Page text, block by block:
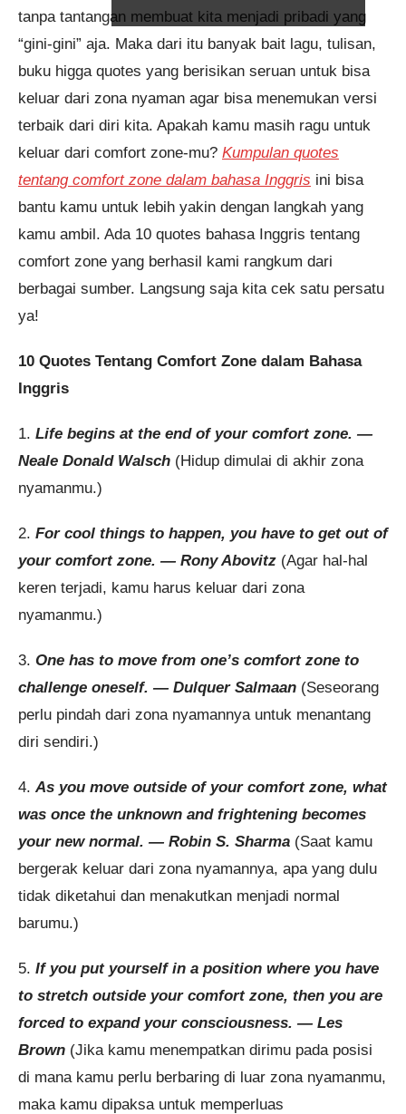
tanpa tantangan membuat kita menjadi pribadi yang
“gini-gini” aja. Maka dari itu banyak bait lagu, tulisan,
buku higga quotes yang berisikan seruan untuk bisa
keluar dari zona nyaman agar bisa menemukan versi
terbaik dari diri kita. Apakah kamu masih ragu untuk
keluar dari comfort zone-mu? Kumpulan quotes
tentang comfort zone dalam bahasa Inggris ini bisa
bantu kamu untuk lebih yakin dengan langkah yang
kamu ambil. Ada 10 quotes bahasa Inggris tentang
comfort zone yang berhasil kami rangkum dari
berbagai sumber. Langsung saja kita cek satu persatu
ya!
10 Quotes Tentang Comfort Zone dalam Bahasa
Inggris
1. Life begins at the end of your comfort zone. —
Neale Donald Walsch (Hidup dimulai di akhir zona
nyamanmu.)
2. For cool things to happen, you have to get out of
your comfort zone. — Rony Abovitz (Agar hal-hal
keren terjadi, kamu harus keluar dari zona
nyamanmu.)
3. One has to move from one’s comfort zone to
challenge oneself. — Dulquer Salmaan (Seseorang
perlu pindah dari zona nyamannya untuk menantang
diri sendiri.)
4. As you move outside of your comfort zone, what
was once the unknown and frightening becomes
your new normal. — Robin S. Sharma (Saat kamu
bergerak keluar dari zona nyamannya, apa yang dulu
tidak diketahui dan menakutkan menjadi normal
barumu.)
5. If you put yourself in a position where you have
to stretch outside your comfort zone, then you are
forced to expand your consciousness. — Les
Brown (Jika kamu menempatkan dirimu pada posisi
di mana kamu perlu berbaring di luar zona nyamanmu,
maka kamu dipaksa untuk memperluas